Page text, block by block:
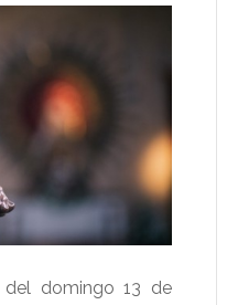
domingo 13 de